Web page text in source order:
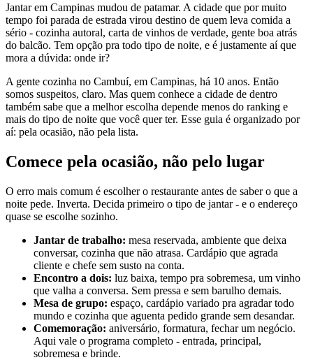
Jantar em Campinas mudou de patamar. A cidade que por muito
tempo foi parada de estrada virou destino de quem leva comida a
sério - cozinha autoral, carta de vinhos de verdade, gente boa atrás
do balcão. Tem opção pra todo tipo de noite, e é justamente aí que
mora a dúvida: onde ir?
A gente cozinha no Cambuí, em Campinas, há 10 anos. Então
somos suspeitos, claro. Mas quem conhece a cidade de dentro
também sabe que a melhor escolha depende menos do ranking e
mais do tipo de noite que você quer ter. Esse guia é organizado por
aí: pela ocasião, não pela lista.
Comece pela ocasião, não pelo lugar
O erro mais comum é escolher o restaurante antes de saber o que a
noite pede. Inverta. Decida primeiro o tipo de jantar - e o endereço
quase se escolhe sozinho.
Jantar de trabalho: mesa reservada, ambiente que deixa
conversar, cozinha que não atrasa. Cardápio que agrada
cliente e chefe sem susto na conta.
Encontro a dois: luz baixa, tempo pra sobremesa, um vinho
que valha a conversa. Sem pressa e sem barulho demais.
Mesa de grupo: espaço, cardápio variado pra agradar todo
mundo e cozinha que aguenta pedido grande sem desandar.
Comemoração: aniversário, formatura, fechar um negócio.
Aqui vale o programa completo - entrada, principal,
sobremesa e brinde.